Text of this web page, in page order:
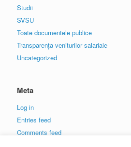
Studii
SVSU
Toate documentele publice
Transparența veniturilor salariale
Uncategorized
Meta
Log in
Entries feed
Comments feed